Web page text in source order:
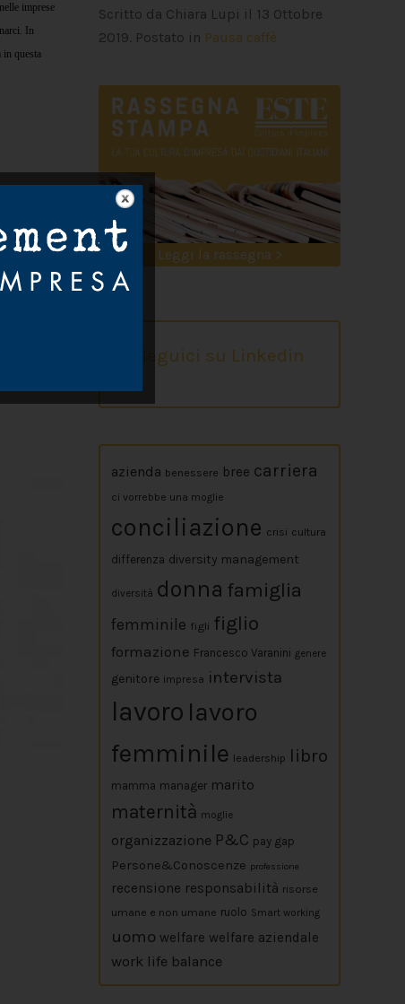
imprese
In
questa
Scritto da Chiara Lupi il 13 Ottobre
2019. Postato in Pausa caffè
Leggi la rassegna >
Seguici su Linkedin
azienda benessere bree carriera
ci vorrebbe una moglie
conciliazione crisi cultura
differenza diversity management
diversità donna famiglia
femminile figli figlio
formazione Francesco Varanini genere
genitore impresa intervista
lavoro lavoro
femminile leadership libro
mamma manager marito
maternità moglie
organizzazione P&C pay gap
Persone&Conoscenze professione
recensione responsabilità risorse
umane e non umane ruolo Smart working
uomo welfare welfare aziendale
work life balance